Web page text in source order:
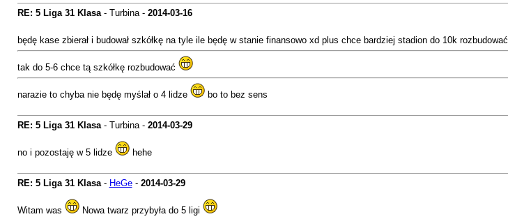
RE: 5 Liga 31 Klasa- Turbina - 2014-03-16
będę kase zbierał i budował szkółkę na tyle ile będę w stanie finansowo xd plus chce bardziej stadion do 10k rozbudować
tak do 5-6 chce tą szkółkę rozbudować
narazie to chyba nie będę myślał o 4 lidze bo to bez sens
RE: 5 Liga 31 Klasa- Turbina - 2014-03-29
no i pozostaję w 5 lidze hehe
RE: 5 Liga 31 Klasa- HeGe- 2014-03-29
Witam was Nowa twarz przybyła do 5 ligi